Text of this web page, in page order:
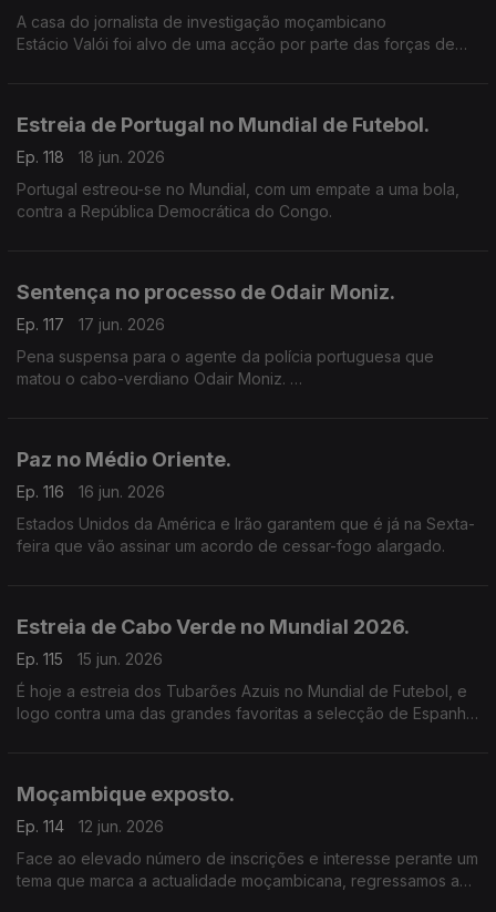
A casa do jornalista de investigação moçambicano
Estácio Valói foi alvo de uma acção por parte das forças de
Estreia de Portugal no Mundial de Futebol.
Ep. 118
18 jun. 2026
Portugal estreou-se no Mundial, com um empate a uma bola,
contra a República Democrática do Congo.
Sentença no processo de Odair Moniz.
Ep. 117
17 jun. 2026
Pena suspensa para o agente da polícia portuguesa que
matou o cabo-verdiano Odair Moniz.
Paz no Médio Oriente.
Ep. 116
16 jun. 2026
Estados Unidos da América e Irão garantem que é já na Sexta-
feira que vão assinar um acordo de cessar-fogo alargado.
Estreia de Cabo Verde no Mundial 2026.
Ep. 115
15 jun. 2026
É hoje a estreia dos Tubarões Azuis no Mundial de Futebol, e
logo contra uma das grandes favoritas a selecção de Espanha.
Moçambique exposto.
Ep. 114
12 jun. 2026
Face ao elevado número de inscrições e interesse perante um
tema que marca a actualidade moçambicana, regressamos ao